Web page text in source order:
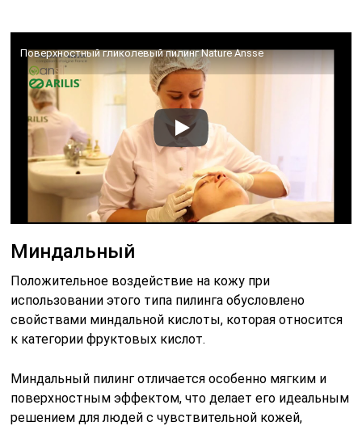
Поверхностный гликолевый пилинг Nature Ansse
Миндальный
Положительное воздействие на кожу при
использовании этого типа пилинга обусловлено
свойствами миндальной кислоты, которая относится
к категории фруктовых кислот.
Миндальный пилинг отличается особенно мягким и
поверхностным эффектом, что делает его идеальным
решением для людей с чувствительной кожей,